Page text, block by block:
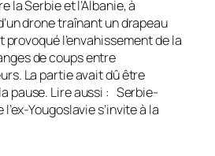
la Serbie et l’Albanie, à
drone traînant un drapeau
provoqué l’envahissement de la
de coups entre
La partie avait dû être
pause. Lire aussi : Serbie-
Yougoslavie s’invite à la